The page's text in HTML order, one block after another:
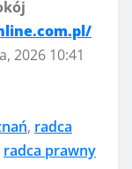
2026 10:41
, radca
radca prawny